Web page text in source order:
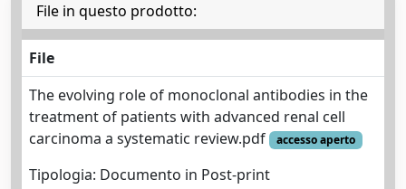
File in questo prodotto:
File
The evolving role of monoclonal antibodies in the
treatment of patients with advanced renal cell
carcinoma a systematic review.pdf
accesso aperto
Tipologia: Documento in Post-print